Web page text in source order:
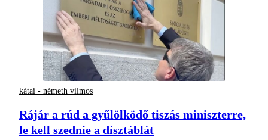
kátai - németh vilmos
Rájár a rúd a gyűlölködő tiszás miniszterre,
le kell szednie a dísztáblát